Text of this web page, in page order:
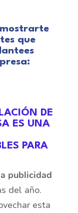
mostrarte
que
:
DE
ES UNA
PARA
publicidad
del año.
esta